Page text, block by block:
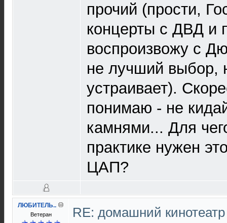
прочий (прости,
концерты с ДВД и
воспроизвожу с
не лучший выбор,
устраивает).
понимаю - не
камнями... Для
практике нужен
ЦАП?
ЛЮБИТЕЛЬ..
Ветеран RE: домашний